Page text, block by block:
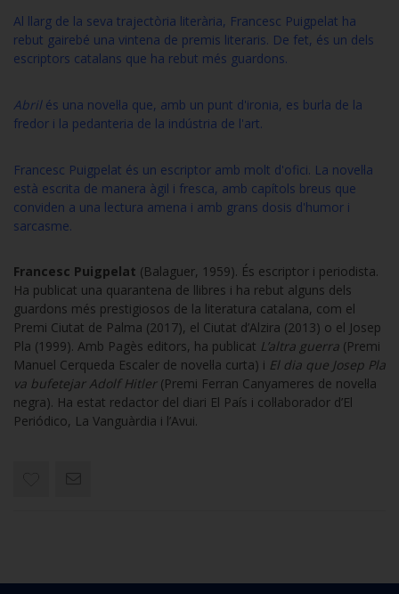
Al llarg de la seva trajectòria literària, Francesc Puigpelat ha
rebut gairebé una vintena de premis literaris. De fet, és un dels
escriptors catalans que ha rebut més guardons.
Abril és una novel·la que, amb un punt d'ironia, es burla de la
fredor i la pedanteria de la indústria de l'art.
Francesc Puigpelat és un escriptor amb molt d'ofici. La novel·la
està escrita de manera àgil i fresca, amb capítols breus que
conviden a una lectura amena i amb grans dosis d'humor i
sarcasme.
Francesc Puigpelat (Balaguer, 1959). És escriptor i periodista.
Ha publicat una quarantena de llibres i ha rebut alguns dels
guardons més prestigiosos de la literatura catalana, com el
Premi Ciutat de Palma (2017), el Ciutat d’Alzira (2013) o el Josep
Pla (1999). Amb Pagès editors, ha publicat L’altra guerra (Premi
Manuel Cerqueda Escaler de novel·la curta) i El dia que Josep Pla
va bufetejar Adolf Hitler (Premi Ferran Canyameres de novel·la
negra). Ha estat redactor del diari El País i col·laborador d’El
Periódico, La Vanguàrdia i l’Avui.